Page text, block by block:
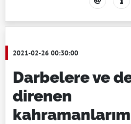
2021-02-26 00:30:00
Darbelere ve
direnen